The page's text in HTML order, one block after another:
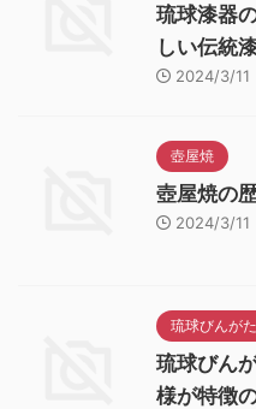
琉球漆器
しい伝統
2024/3/11
壺屋焼
壺屋焼の
2024/3/11
琉球びんがた
琉球びん
様が特徴